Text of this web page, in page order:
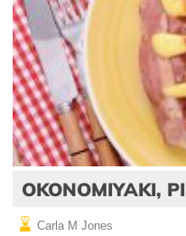
OKONOMIYAKI,
Carla M Jones